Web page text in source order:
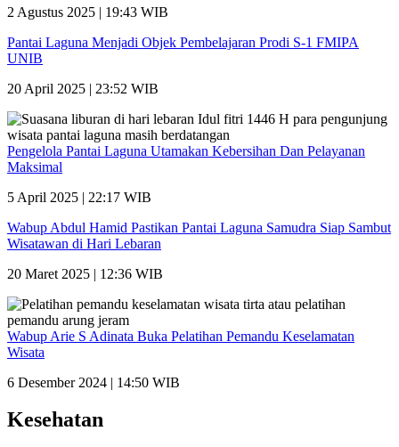
2 Agustus 2025 | 19:43 WIB
Pantai Laguna Menjadi Objek Pembelajaran Prodi S-1 FMIPA
UNIB
20 April 2025 | 23:52 WIB
Pengelola Pantai Laguna Utamakan Kebersihan Dan Pelayanan
Maksimal
5 April 2025 | 22:17 WIB
Wabup Abdul Hamid Pastikan Pantai Laguna Samudra Siap Sambut
Wisatawan di Hari Lebaran
20 Maret 2025 | 12:36 WIB
Wabup Arie S Adinata Buka Pelatihan Pemandu Keselamatan
Wisata
6 Desember 2024 | 14:50 WIB
Kesehatan